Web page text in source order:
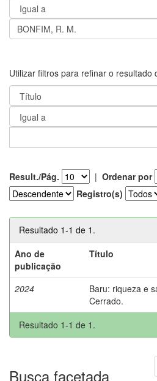
Utilizar filtros para refinar o resultado
Result./Pág. | Ordenar por
Registro(s)
Resultado 1-1 de 1.
Ano de
publicação
Título
2024
Baru: riqueza e
Cerrado.
Resultado 1-1 de 1.
Busca facetada